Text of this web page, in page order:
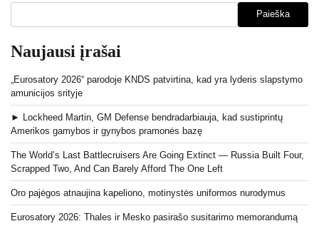
Paieška
Naujausi įrašai
„Eurosatory 2026“ parodoje KNDS patvirtina, kad yra lyderis slapstymo
amunicijos srityje
► Lockheed Martin, GM Defense bendradarbiauja, kad sustiprintų
Amerikos gamybos ir gynybos pramonės bazę
The World’s Last Battlecruisers Are Going Extinct — Russia Built Four,
Scrapped Two, And Can Barely Afford The One Left
Oro pajėgos atnaujina kapeliono, motinystės uniformos nurodymus
Eurosatory 2026: Thales ir Mesko pasirašo susitarimo memorandumą